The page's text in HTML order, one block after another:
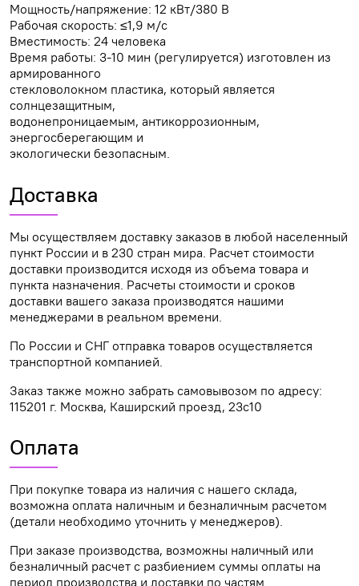
Мощность/напряжение: 12 кВт/380 В
Рабочая скорость: ≤1,9 м/с
Вместимость: 24 человека
Время работы: 3-10 мин (регулируется) изготовлен из
армированного
стекловолокном пластика, который является
солнцезащитным,
водонепроницаемым, антикоррозионным,
энергосберегающим и
экологически безопасным.
Доставка
Мы осуществляем доставку заказов в любой населенный
пункт России и в 230 стран мира. Расчет стоимости
доставки производится исходя из объема товара и
пункта назначения. Расчеты стоимости и сроков
доставки вашего заказа производятся нашими
менеджерами в реальном времени.
По России и СНГ отправка товаров осуществляется
транспортной компанией.
Заказ также можно забрать самовывозом по адресу:
115201 г. Москва, Каширский проезд, 23с10
Оплата
При покупке товара из наличия с нашего склада,
возможна оплата наличным и безналичным расчетом
(детали необходимо уточнить у менеджеров).
При заказе производства, возможны наличный или
безналичный расчет с разбиением суммы оплаты на
период производства и доставки по частям.